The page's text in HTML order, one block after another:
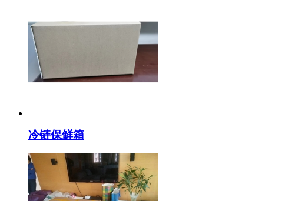
冷链保鲜箱